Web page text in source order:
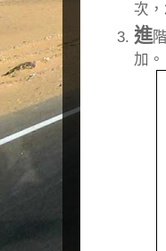
次
進
加。